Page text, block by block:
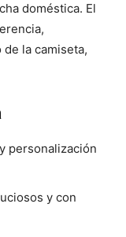
doméstica. El
la camiseta,
personalización
y con